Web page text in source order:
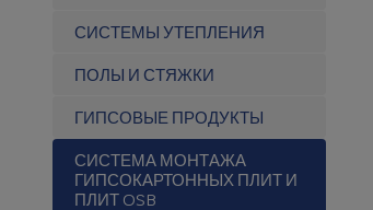
СИСТЕМЫ УТЕПЛЕНИЯ
ПОЛЫ И СТЯЖКИ
ГИПСОВЫЕ ПРОДУКТЫ
СИСТЕМА МОНТАЖА
ГИПСОКАРТОННЫХ ПЛИТ И
ПЛИТ OSB